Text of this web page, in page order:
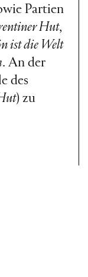
Partien
Hut,
ist die Welt
. An der
des
) zu